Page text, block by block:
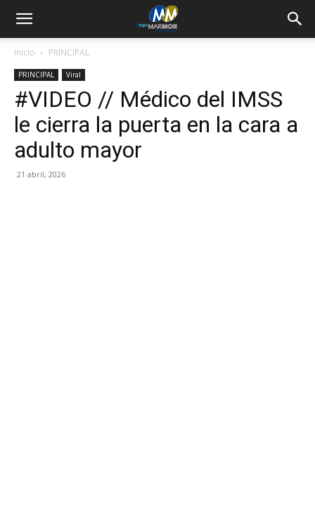
Inicio PRINCIPAL
PRINCIPAL Viral
#VIDEO // Médico del IMSS
le cierra la puerta en la cara a
adulto mayor
21 abril, 2026